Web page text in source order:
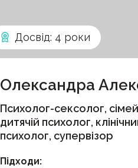
Досвід: 4 роки
Олександра
Психолог-сексолог,
дитячій психолог,
психолог, супервізор
Підходи: